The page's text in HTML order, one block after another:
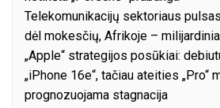
Telekomunikacijų sektoriaus
dėl mokesčių, Afrikoje –
„Apple“ strategijos posūkiai:
„iPhone 16e“, tačiau ateities „Pro“
prognozuojama stagnacija